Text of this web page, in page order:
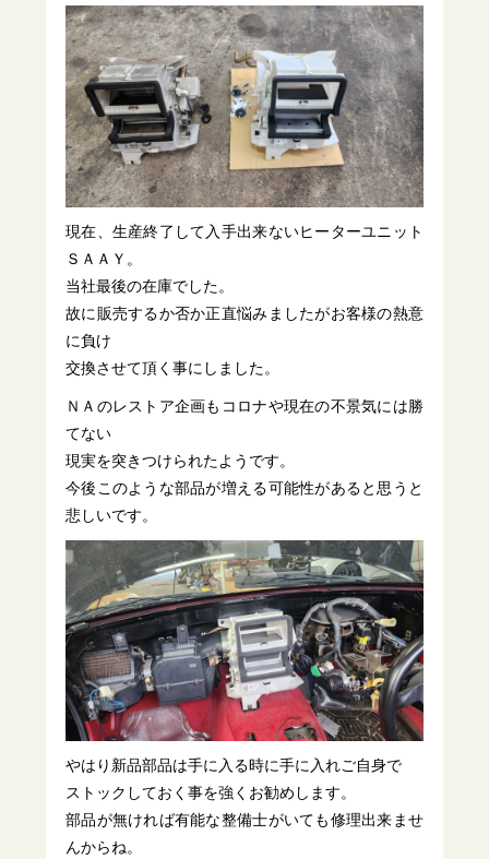
現在、生産終了して入手出来ないヒーターユニット
ＳＡＡＹ。
当社最後の在庫でした。
故に販売するか否か正直悩みましたがお客様の熱意
に負け
交換させて頂く事にしました。
ＮＡのレストア企画もコロナや現在の不景気には勝
てない
現実を突きつけられたようです。
今後このような部品が増える可能性があると思うと
悲しいです。
やはり新品部品は手に入る時に手に入れご自身で
ストックしておく事を強くお勧めします。
部品が無ければ有能な整備士がいても修理出来ませ
んからね。